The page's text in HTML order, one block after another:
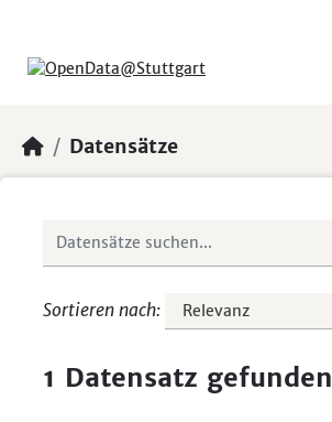
Datensätze
Sortieren nach
1 Datensatz gefunden